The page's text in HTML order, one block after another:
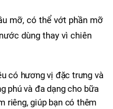
mỡ, có thể vớt phần mỡ
dùng thay vì chiên
có hương vị đặc trưng và
phú và đa dạng cho bữa
riêng, giúp bạn có thêm